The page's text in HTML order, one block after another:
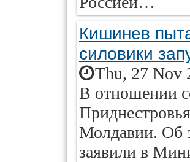
Кишинев
силовики
Thu, 27 Nov
В отношении
Молдавии. Об
заявили в